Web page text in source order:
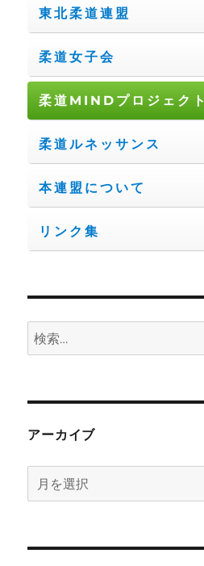
東北柔道連盟
柔道女子会
柔道MINDプロジェクト
柔道ルネッサンス
本連盟について
リンク集
検
索:
アーカイブ
ー
イ